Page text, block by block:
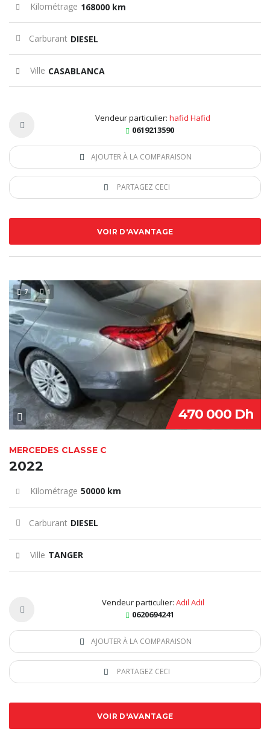
Kilométrage 168000 km
Carburant DIESEL
Ville CASABLANCA
Vendeur particulier: hafid Hafid
0619213590
AJOUTER À LA COMPARAISON
PARTAGEZ CECI
VOIR D'AVANTAGE
7 1
470 000 Dh
MERCEDES CLASSE C
2022
Kilométrage 50000 km
Carburant DIESEL
Ville TANGER
Vendeur particulier: Adil Adil
0620694241
AJOUTER À LA COMPARAISON
PARTAGEZ CECI
VOIR D'AVANTAGE